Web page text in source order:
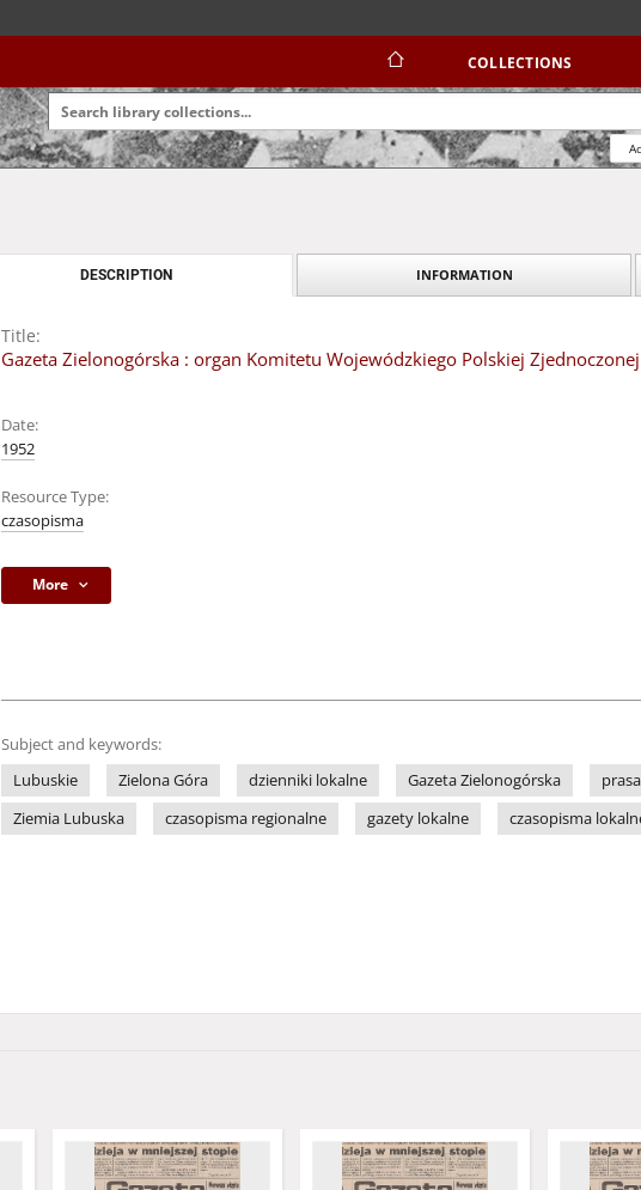
COLLECTIONS
DESCRIPTION INFORMATION
Title:
Gazeta Zielonogórska : organ Komitetu Wojewódzkiego Polskiej
Date:
1952
Resource Type:
czasopisma
More
Subject and keywords:
Lubuskie
Zielona Góra dzienniki lokalne Gazeta Zielonogórska
Ziemia Lubuska
czasopisma regionalne gazety lokalne czasopisma